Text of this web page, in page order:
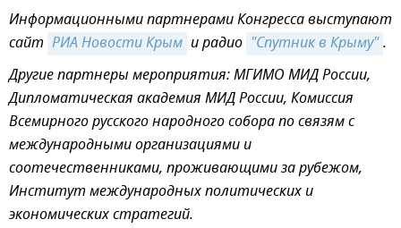
Информационными партнерами Конгресса выступают
сайт РИА Новости Крым и радио "Спутник в Крыму".
Другие партнеры мероприятия: МГИМО МИД России,
Дипломатическая академия МИД России, Комиссия
Всемирного русского народного собора по связям с
международными организациями и
соотечественниками, проживающими за рубежом,
Институт международных политических и
экономических стратегий.